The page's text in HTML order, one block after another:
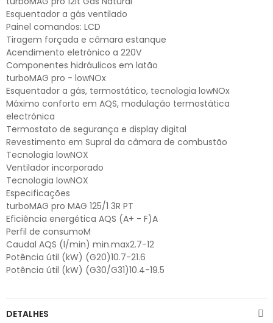
Esquentador a gás ventilado
Painel comandos: LCD
Tiragem forçada e câmara estanque
Acendimento eletrónico a 220V
Componentes hidráulicos em latão
turboMAG pro - lowNOx
Esquentador a gás, termostático, tecnologia lowNOx
Máximo conforto em AQS, modulação termostática
electrónica
Termostato de segurança e display digital
Revestimento em Supral da câmara de combustão
Tecnologia lowNOX
Ventilador incorporado
Tecnologia lowNOX
Especificações
turboMAG pro MAG 125/1 3R PT
Eficiência energética AQS (A+ - F)A
Perfil de consumoM
Caudal AQS (l/min) min.max2.7-12
Potência útil (kW) (G20)10.7-21.6
Potência útil (kW) (G30/G31)10.4-19.5
DETALHES